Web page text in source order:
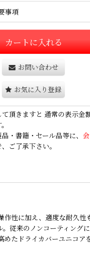
事項
カートに入れる
お問い合わせ
お気に入り登録
て頂きますと 通常の表示金
・書籍・セール品等に、
ご了承下さい。
作性に加え、適度な耐久性
。従来のノンコーティング
めたドライカバーユニコア